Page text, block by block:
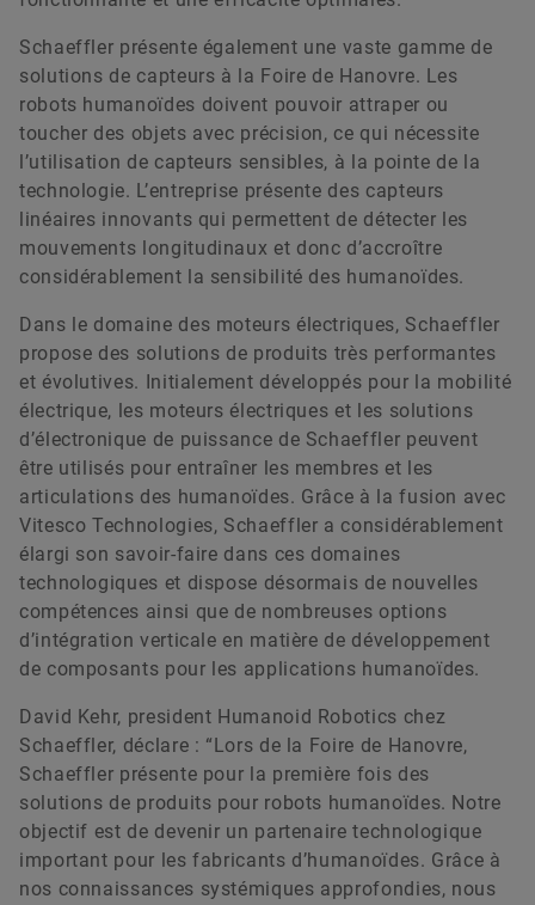
Schaeffler présente également une vaste gamme de
solutions de capteurs à la Foire de Hanovre. Les
robots humanoïdes doivent pouvoir attraper ou
toucher des objets avec précision, ce qui nécessite
l’utilisation de capteurs sensibles, à la pointe de la
technologie. L’entreprise présente des capteurs
linéaires innovants qui permettent de détecter les
mouvements longitudinaux et donc d’accroître
considérablement la sensibilité des humanoïdes.
Dans le domaine des moteurs électriques, Schaeffler
propose des solutions de produits très performantes
et évolutives. Initialement développés pour la mobilité
électrique, les moteurs électriques et les solutions
d’électronique de puissance de Schaeffler peuvent
être utilisés pour entraîner les membres et les
articulations des humanoïdes. Grâce à la fusion avec
Vitesco Technologies, Schaeffler a considérablement
élargi son savoir-faire dans ces domaines
technologiques et dispose désormais de nouvelles
compétences ainsi que de nombreuses options
d’intégration verticale en matière de développement
de composants pour les applications humanoïdes.
David Kehr, president Humanoid Robotics chez
Schaeffler, déclare : “Lors de la Foire de Hanovre,
Schaeffler présente pour la première fois des
solutions de produits pour robots humanoïdes. Notre
objectif est de devenir un partenaire technologique
important pour les fabricants d’humanoïdes. Grâce à
nos connaissances systémiques approfondies, nous